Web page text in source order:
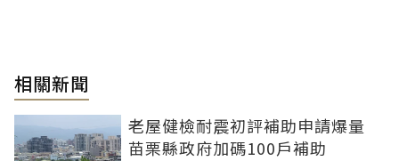
相關新聞
老屋健檢耐震初評補助申請爆量
苗栗縣政府加碼100戶補助